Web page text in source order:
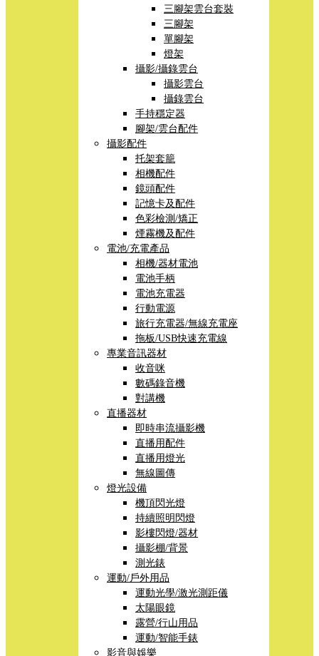
三腳架雲台套裝
三腳架
單腳架
燈架
攝影/攝錄雲台
攝影雲台
攝錄雲台
手持穩定器
腳架/雲台配件
攝影配件
托架套籠
相機配件
鏡頭配件
記憶卡及配件
色彩檢測/矯正
煙霧機及配件
電池/充電產品
相機/器材電池
電池手柄
電池充電器
行動電源
旅行充電器/無線充電座
拖板/USB快速充電線
專業音訊器材
收音咪
數碼錄音機
對講機
直播器材
即時串流攝影機
直播用配件
直播用燈光
無線圖傳
燈光設備
機頂閃光燈
持續照明閃燈
影樓閃燈/器材
攝影棚/背景
測光錶
運動/戶外用品
運動光學/激光測距儀
太陽眼鏡
露營/行山用品
運動/智能手錶
影音與娛樂